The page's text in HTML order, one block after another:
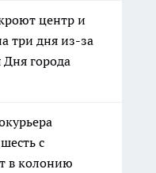
центр и
три дня из-за
города
с
в колонию